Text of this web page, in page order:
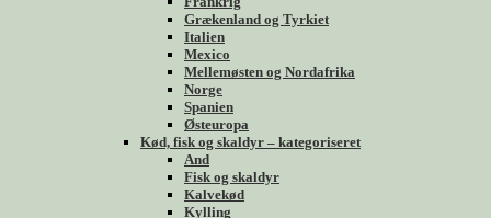
Grækenland og Tyrkiet
Italien
Mexico
Mellemøsten og Nordafrika
Norge
Spanien
Østeuropa
Kød, fisk og skaldyr – kategoriseret
And
Fisk og skaldyr
Kalvekød
Kylling